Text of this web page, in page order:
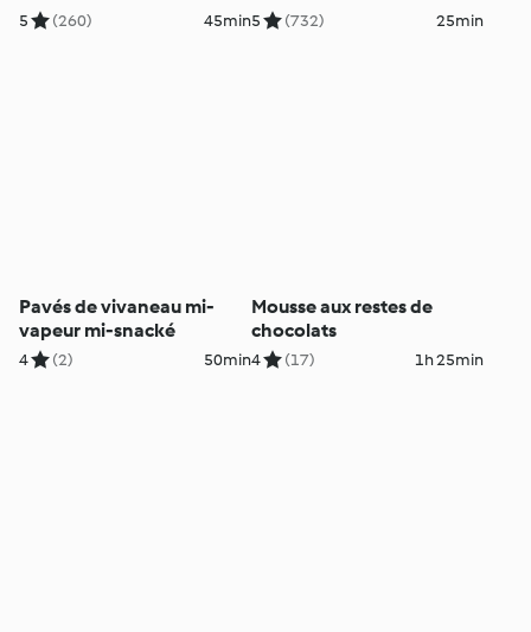
5 (260) 45min5 (732) 25min
Pavés de vivaneau mi-
vapeur mi-snacké
4 (2) 50min
Mousse aux restes de
chocolats
4 (17) 1h 25min